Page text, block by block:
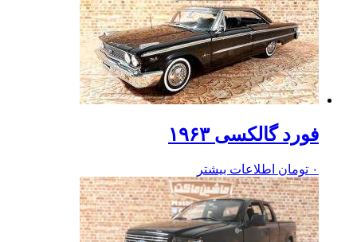
فورد گالکسی ۱۹۶۳
۰ تومان اطلاعات بیشتر